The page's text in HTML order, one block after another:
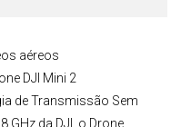
aéreos
DJI Mini 2
de Transmissão Sem
GHz da DJI, o Drone